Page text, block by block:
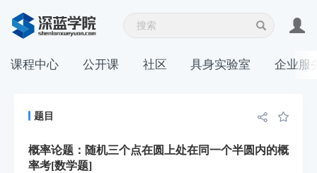
课程中心 公开课 社区 具身实验室 企业服
题目
概率论题：随机三个点在圆上处在同一个半圆内的概
率考[数学题]